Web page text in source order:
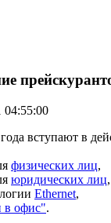
04:55:00
вступают в
физических лиц,
юридических лиц,
Ethernet,
в офис".